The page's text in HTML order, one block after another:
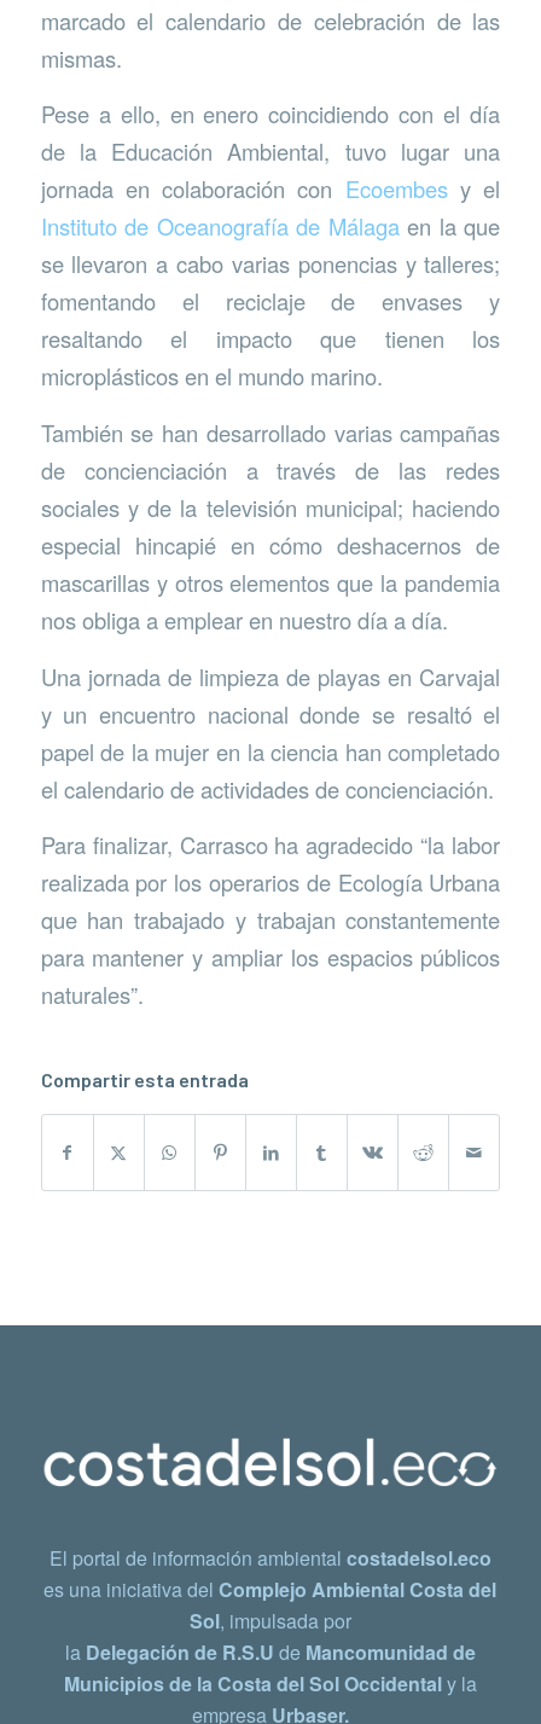
marcado el calendario de celebración de las
mismas.
Pese a ello, en enero coincidiendo con el día
de la Educación Ambiental, tuvo lugar una
jornada en colaboración con Ecoembesy el
Instituto de Oceanografía de Málagaen la que
se llevaron a cabo varias ponencias y talleres;
fomentando el reciclaje de envases y
resaltando el impacto que tienen los
microplásticos en el mundo marino.
También se han desarrollado varias campañas
de concienciación a través de las redes
sociales y de la televisión municipal; haciendo
especial hincapié en cómo deshacernos de
mascarillas y otros elementos que la pandemia
nos obliga a emplear en nuestro día a día.
Una jornada de limpieza de playas en Carvajal
y un encuentro nacional donde se resaltó el
papel de la mujer en la ciencia han completado
el calendario de actividades de concienciación.
Para finalizar, Carrasco ha agradecido “la labor
realizada por los operarios de Ecología Urbana
que han trabajado y trabajan constantemente
para mantener y ampliar los espacios públicos
naturales”.
Compartir esta entrada
El portal de información ambiental costadelsol.eco
es una iniciativa delComplejo Ambiental Costa del
Sol, impulsada por
la Delegación de R.S.U de Mancomunidad de
Municipios de la Costa del Sol Occidentaly la
empresa Urbaser.